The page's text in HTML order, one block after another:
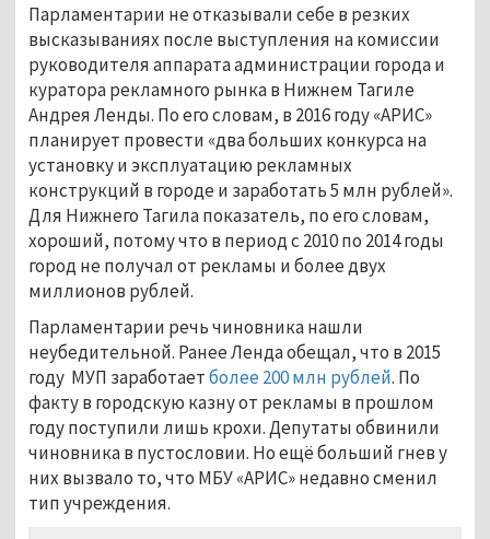
Парламентарии не отказывали себе в резких
высказываниях после выступления на комиссии
руководителя аппарата администрации города и
куратора рекламного рынка в Нижнем Тагиле
Андрея Ленды. По его словам, в 2016 году «АРИС»
планирует провести «два больших конкурса на
установку и эксплуатацию рекламных
конструкций в городе и заработать 5 млн рублей».
Для Нижнего Тагила показатель, по его словам,
хороший, потому что в период с 2010 по 2014 годы
город не получал от рекламы и более двух
миллионов рублей.
Парламентарии речь чиновника нашли
неубедительной. Ранее Ленда обещал, что в 2015
году МУП заработаетболее 200 млн рублей. По
факту в городскую казну от рекламы в прошлом
году поступили лишь крохи. Депутаты обвинили
чиновника в пустословии. Но ещё больший гнев у
них вызвало то, что МБУ «АРИС» недавно сменил
тип учреждения.